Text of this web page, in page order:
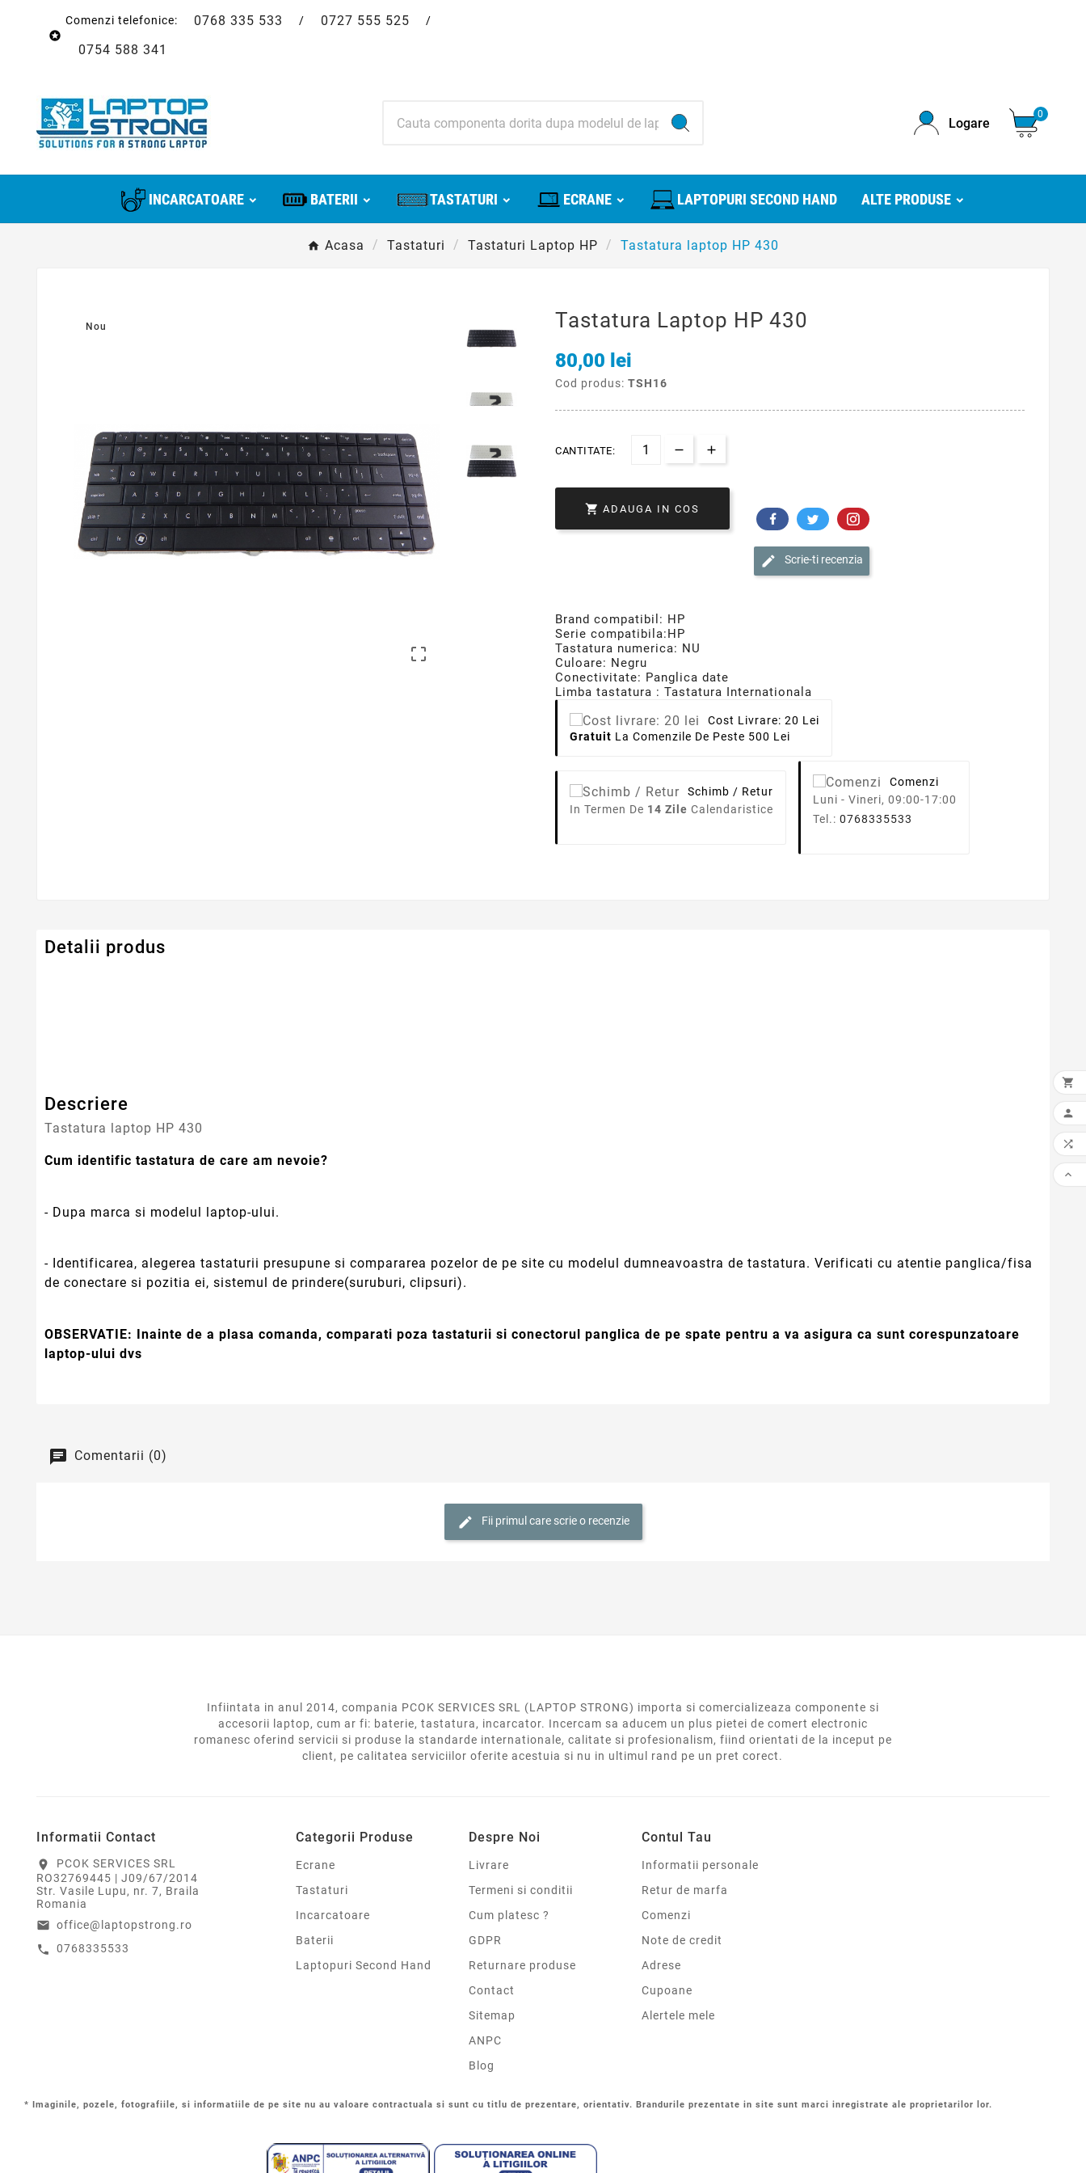

Comenzi telefonice: 0768 335 533 / 0727 555 525 /
0754 588 341
Logare
0
INCARCATOARE BATERII TASTATURI ECRANE LAPTOPURI SECOND HAND ALTE PRODUSE
Acasa Tastaturi Tastaturi Laptop HP Tastatura laptop HP 430
Nou

Tastatura Laptop HP 430
80,00 lei
Cod produs: TSH16
CANTITATE:
 ADAUGA IN COS
Scrie-ti recenzia
Brand compatibil: HP
Serie compatibila:HP
Tastatura numerica: NU
Culoare: Negru
Conectivitate: Panglica date
Limba tastatura : Tastatura Internationala
Cost Livrare: 20 Lei
Gratuit La Comenzile De Peste 500 Lei
Schimb / Retur
In Termen De 14 Zile Calendaristice
Comenzi
Luni - Vineri, 09:00-17:00
Tel.: 0768335533
Detalii produs
Descriere
Tastatura laptop HP 430
Cum identific tastatura de care am nevoie?
- Dupa marca si modelul laptop-ului.
- Identificarea, alegerea tastaturii presupune si compararea pozelor de pe site cu modelul dumneavoastra de tastatura. Verificati cu atentie panglica/fisa
de conectare si pozitia ei, sistemul de prindere(suruburi, clipsuri).
OBSERVATIE: Inainte de a plasa comanda, comparati poza tastaturii si conectorul panglica de pe spate pentru a va asigura ca sunt corespunzatoare
laptop-ului dvs
Comentarii (0)
Fii primul care scrie o recenzie
Infiintata in anul 2014, compania PCOK SERVICES SRL (LAPTOP STRONG) importa si comercializeaza componente si
accesorii laptop, cum ar fi: baterie, tastatura, incarcator. Incercam sa aducem un plus pietei de comert electronic
romanesc oferind servicii si produse la standarde internationale, calitate si profesionalism, fiind orientati de la inceput pe
client, pe calitatea serviciilor oferite acestuia si nu in ultimul rand pe un pret corect.
Informatii Contact
location_on
PCOK SERVICES SRL
RO32769445 | J09/67/2014
Str. Vasile Lupu, nr. 7, Braila
Romania
email office@laptopstrong.ro
call 0768335533
Categorii Produse
Ecrane
Tastaturi
Incarcatoare
Baterii
Laptopuri Second Hand
Despre Noi
Livrare
Termeni si conditii
Cum platesc ?
GDPR
Returnare produse
Contact
Sitemap
ANPC
Blog
Contul Tau
Informatii personale
Retur de marfa
Comenzi
Note de credit
Adrese
Cupoane
Alertele mele
* Imaginile, pozele, fotografiile, si informatiile de pe site nu au valoare contractuala si sunt cu titlu de prezentare, orientativ. Brandurile prezentate in site sunt marci inregistrate ale proprietarilor lor.



